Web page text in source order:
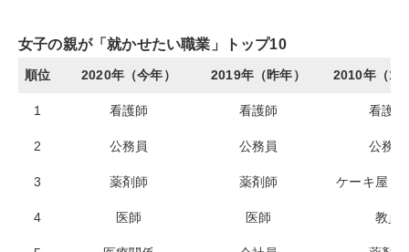
女子の親が「就かせたい職業」トップ10
順位 2020年（今年） 2019年（昨年） 2010年（10
1 看護師 看護師 看護師
2 公務員 公務員 公務員
3 薬剤師 薬剤師 ケーキ屋・
4 医師 医師 教員